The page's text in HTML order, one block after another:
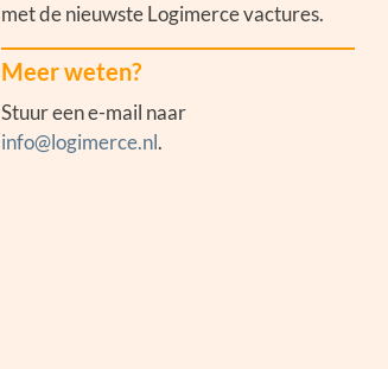
met de nieuwste Logimerce vactures.
Meer weten?
Stuur een e-mail naar
info@logimerce.nl.